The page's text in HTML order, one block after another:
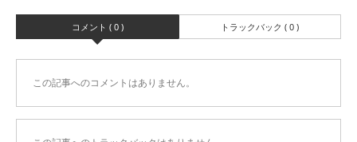
コメント ( 0 ) トラックバック ( 0 )
この記事へのコメントはありません。